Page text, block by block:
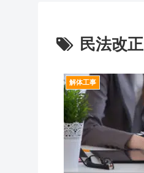
民法改正
解体工事